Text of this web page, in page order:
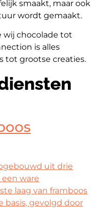
smaakt, maar ook
wordt gemaakt.
wij chocolade tot
is alles
tot grootse creaties.
uit drie
ware
laag van framboos
basis, gevolgd door